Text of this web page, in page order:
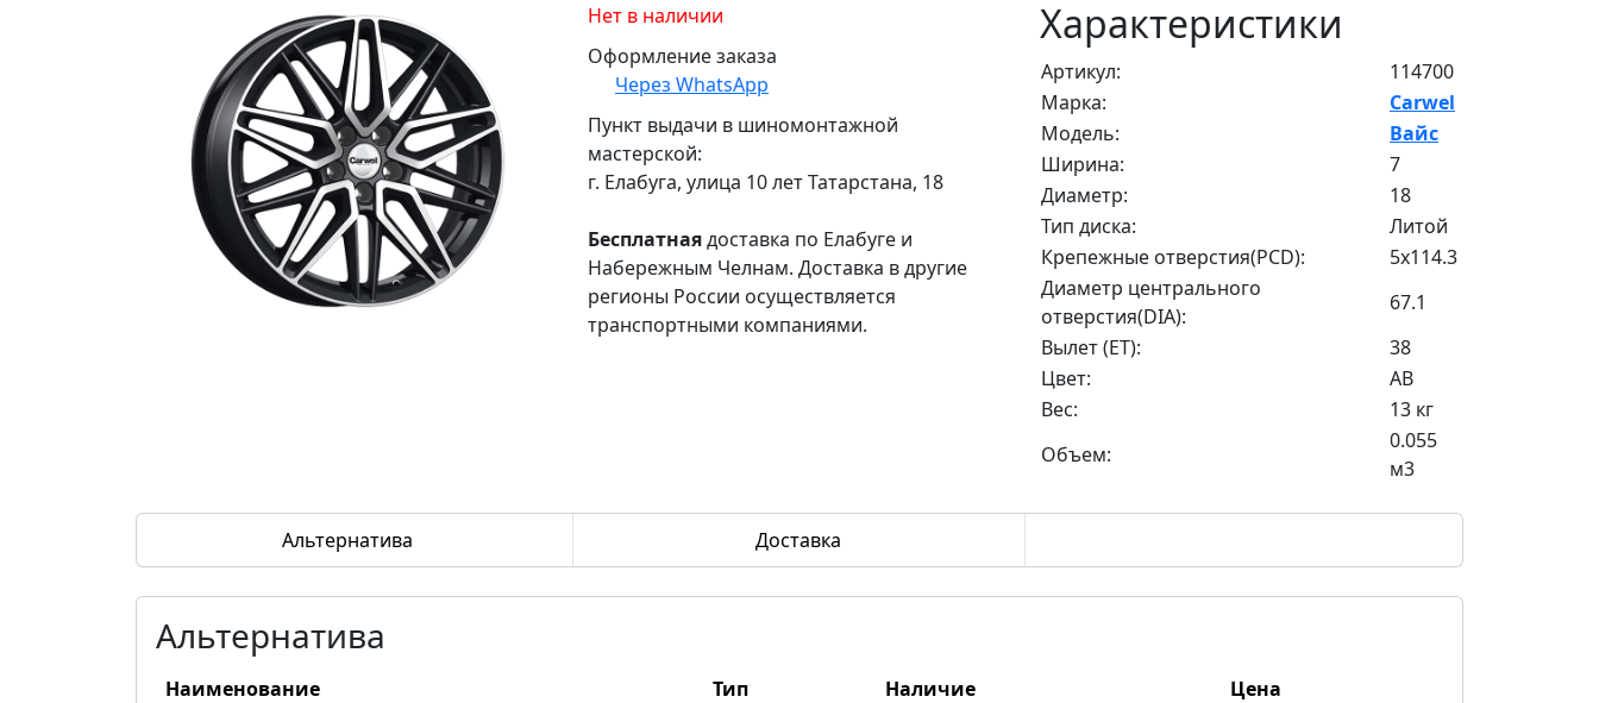
Нет в наличии
Оформление заказа
Через WhatsApp
Пункт выдачи в шиномонтажной
мастерской:
г. Елабуга, улица 10 лет Татарстана, 18
Бесплатнаядоставка по Елабуге и
Набережным Челнам. Доставка в другие
регионы России осуществляется
транспортными компаниями.
Характеристики
Артикул:
114700
Марка:
Carwel
Модель:
Вайс
Ширина:
7
Диаметр:
18
Тип диска:
Литой
Крепежные отверстия(PCD):
5x114.3
Диаметр центрального
отверстия(DIA):
67.1
Вылет (ET):
38
Цвет:
AB
Вес:
13 кг
Объем:
0.055
м3
Альтернатива Доставка
Альтернатива
Наименование Тип Наличие Цена